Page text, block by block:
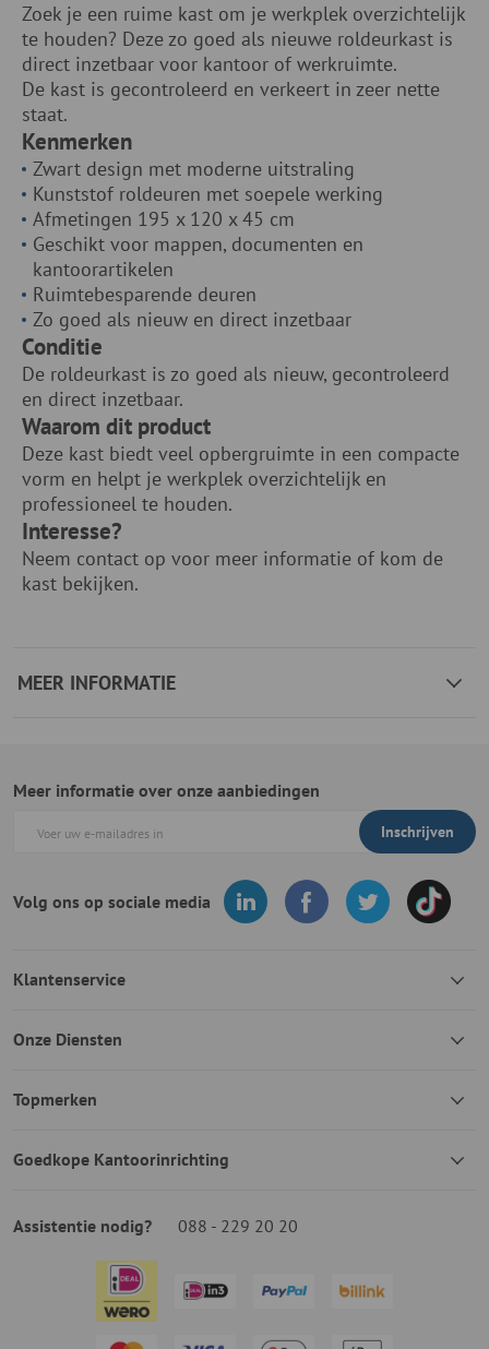
Zoek je een ruime kast om je werkplek overzichtelijk
te houden? Deze zo goed als nieuwe roldeurkast is
direct inzetbaar voor kantoor of werkruimte.
De kast is gecontroleerd en verkeert in zeer nette
staat.
Kenmerken
Zwart design met moderne uitstraling
Kunststof roldeuren met soepele werking
Afmetingen 195 x 120 x 45 cm
Geschikt voor mappen, documenten en
kantoorartikelen
Ruimtebesparende deuren
Zo goed als nieuw en direct inzetbaar
Conditie
De roldeurkast is zo goed als nieuw, gecontroleerd
en direct inzetbaar.
Waarom dit product
Deze kast biedt veel opbergruimte in een compacte
vorm en helpt je werkplek overzichtelijk en
professioneel te houden.
Interesse?
Neem contact op voor meer informatie of kom de
kast bekijken.
MEER INFORMATIE
Meer informatie over onze aanbiedingen
Inschrijven
Volg ons op sociale media
Klantenservice
Onze Diensten
Topmerken
Goedkope Kantoorinrichting
Assistentie nodig? 088 - 229 20 20